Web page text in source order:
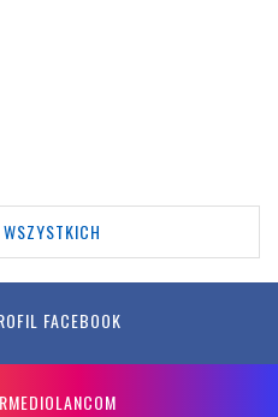
FACEBOOK